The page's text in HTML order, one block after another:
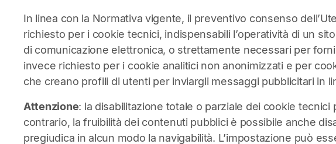
In linea con la Normativa vigente, il preventivo consenso
richiesto per i cookie tecnici, indispensabili l’operatività di un
di comunicazione elettronica, o strettamente necessari per
invece richiesto per i cookie analitici non anonimizzati e per
che creano profili di utenti per inviargli messaggi pubblicitari in
Attenzione: la disabilitazione totale o parziale dei cookie
contrario, la fruibilità dei contenuti pubblici è possibile anche
pregiudica in alcun modo la navigabilità. L’impostazione può